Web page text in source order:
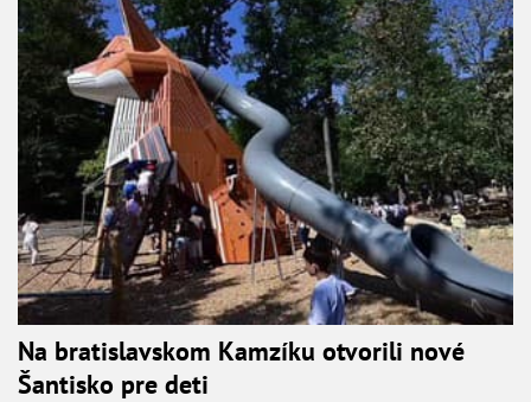
Na bratislavskom Kamzíku otvorili nové
Šantisko pre deti